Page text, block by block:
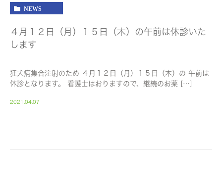
NEWS
４月１２日（月）１５日（木）の午前は休診いた
します
狂犬病集合注射のため ４月１２日（月）１５日（木）の 午前は
休診となります。 看護士はおりますので、継続のお薬 […]
2021.04.07